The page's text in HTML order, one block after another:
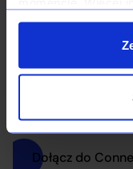
cookie oraz o
Możliwość
Dołącz do